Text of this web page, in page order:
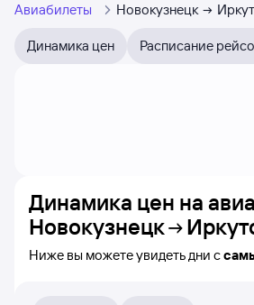
Авиабилеты Новокузнецк
Динамика цен Расписание
Динамика цен на
Новокузнецк
Ниже вы можете увидеть дни с